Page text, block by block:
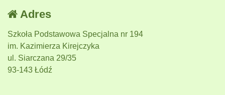
Adres
Szkoła Podstawowa Specjalna nr 194
im. Kazimierza Kirejczyka
ul. Siarczana 29/35
93-143 Łódź